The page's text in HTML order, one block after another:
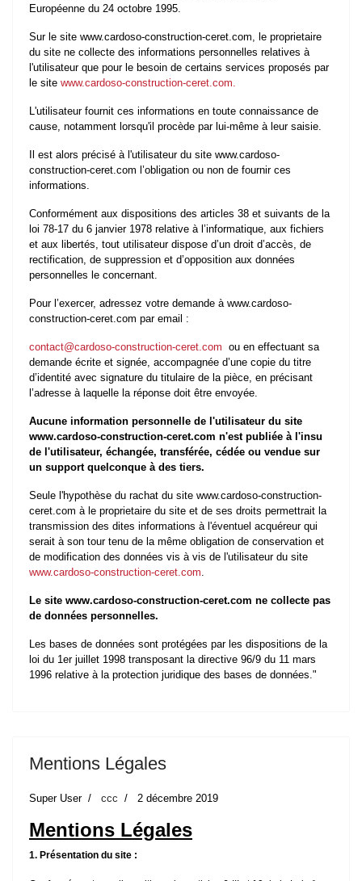
Européenne du 24 octobre 1995.
Sur le site www.cardoso-construction-ceret.com, le proprietaire
du site ne collecte des informations personnelles relatives à
l'utilisateur que pour le besoin de certains services proposés par
le site www.cardoso-construction-ceret.com.
L'utilisateur fournit ces informations en toute connaissance de
cause, notamment lorsqu'il procède par lui-même à leur saisie.
Il est alors précisé à l'utilisateur du site www.cardoso-
construction-ceret.com l’obligation ou non de fournir ces
informations.
Conformément aux dispositions des articles 38 et suivants de la
loi 78-17 du 6 janvier 1978 relative à l’informatique, aux fichiers
et aux libertés, tout utilisateur dispose d’un droit d’accès, de
rectification, de suppression et d’opposition aux données
personnelles le concernant.
Pour l’exercer, adressez votre demande à www.cardoso-
construction-ceret.com par email :
contact@cardoso-construction-ceret.com ou en effectuant sa
demande écrite et signée, accompagnée d’une copie du titre
d’identité avec signature du titulaire de la pièce, en précisant
l’adresse à laquelle la réponse doit être envoyée.
Aucune information personnelle de l'utilisateur du site
www.cardoso-construction-ceret.com n'est publiée à l'insu
de l'utilisateur, échangée, transférée, cédée ou vendue sur
un support quelconque à des tiers.
Seule l'hypothèse du rachat du site www.cardoso-construction-
ceret.com à le proprietaire du site et de ses droits permettrait la
transmission des dites informations à l'éventuel acquéreur qui
serait à son tour tenu de la même obligation de conservation et
de modification des données vis à vis de l'utilisateur du site
www.cardoso-construction-ceret.com.
Le site www.cardoso-construction-ceret.com ne collecte pas
de données personnelles.
Les bases de données sont protégées par les dispositions de la
loi du 1er juillet 1998 transposant la directive 96/9 du 11 mars
1996 relative à la protection juridique des bases de données."
Mentions Légales
Super User ccc 2 décembre 2019
Mentions Légales
1. Présentation du site :